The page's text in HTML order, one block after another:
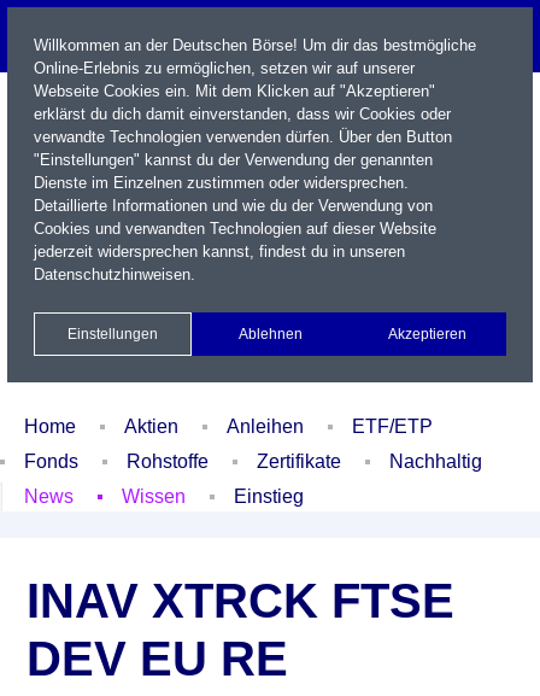
Name / WKN / ISIN / Kürzel
Xetra Realtime
Watchlist Portfolio Login
Home Aktien Anleihen
ETF/ETP
Fonds
Rohstoffe Zertifikate
Nachhaltig
News
Wissen Einstieg
INAV XTRCK FTSE
DEV EU RE
Willkommen an der Deutschen Börse! Um dir das bestmögliche
Online-Erlebnis zu ermöglichen, setzen wir auf unserer
Webseite Cookies ein. Mit dem Klicken auf "Akzeptieren"
erklärst du dich damit einverstanden, dass wir Cookies oder
verwandte Technologien verwenden dürfen. Über den Button
"Einstellungen" kannst du der Verwendung der genannten
Dienste im Einzelnen zustimmen oder widersprechen.
Detaillierte Informationen und wie du der Verwendung von
Cookies und verwandten Technologien auf dieser Website
jederzeit widersprechen kannst, findest du in unseren
Datenschutzhinweisen.
Einstellungen Ablehnen Akzeptieren